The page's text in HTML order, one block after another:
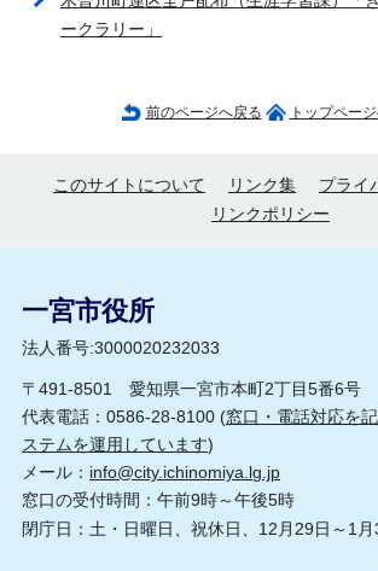
ークラリー」
前のページへ戻る トップペー
このサイトについて リンク集
プライ
リンクポリシー
一宮市役所
法人番号:3000020232033
〒491-8501 愛知県一宮市本町2丁目5番6号
代表電話：0586-28-8100 (窓口・電話対応を
ステムを運用しています)
メール： info@city.ichinomiya.lg.jp
窓口の受付時間：午前9時～午後5時
閉庁日：土・日曜日、祝休日、12月29日～1月